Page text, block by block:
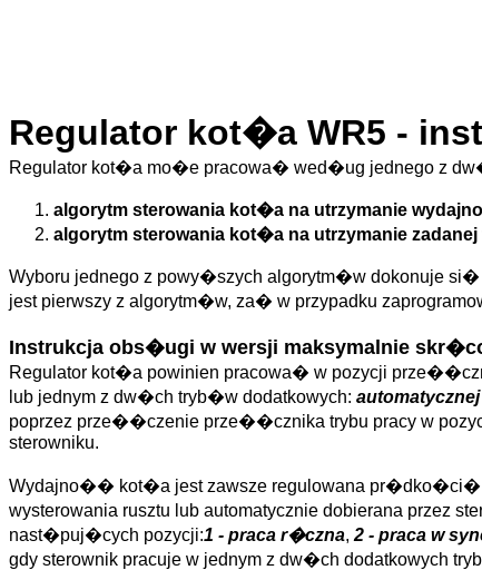
Regulator kot�a WR5 -
Regulator kot�a mo�e pracowa� wed�ug jednego z
algorytm sterowania kot�a na utrzymanie
algorytm sterowania kot�a na utrzymanie
Wyboru jednego z powy�szych algorytm�w dokonuje
jest pierwszy z algorytm�w, za� w przypadku
Instrukcja obs�ugi w wersji maksymalnie
Regulator kot�a powinien pracowa� w pozycji
lub jednym z dw�ch tryb�w dodatkowych:
poprzez prze��czenie prze��cznika trybu pracy w
sterowniku.
Wydajno�� kot�a jest zawsze regulowana pr�dko�ci�
wysterowania rusztu lub automatycznie dobierana
nast�puj�cych pozycji:1 - praca r�czna, 2 - praca w
gdy sterownik pracuje w jednym z dw�ch dodatkowych